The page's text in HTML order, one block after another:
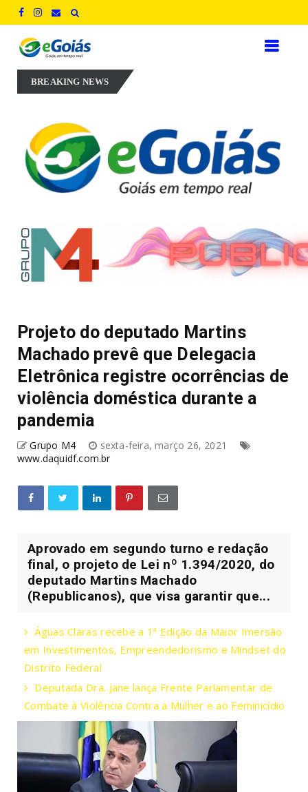
BREAKING NEWS
Perillo aposta em experiência, inovação e geração de empregos
Projeto do deputado Martins
Machado prevê que Delegacia
Eletrônica registre ocorrências de
violência doméstica durante a
pandemia
Grupo M4
sexta-feira, março 26, 2021
www.daquidf.com.br
Aprovado em segundo turno e redação
final, o projeto de Lei nº 1.394/2020, do
deputado Martins Machado
(Republicanos), que visa garantir que...
Águas Claras recebe a 1ª Edição da Maior Imersão
em Investimentos, Empreendedorismo e Mindset do
Distrito Federal
Deputada Dra. Jane lança Frente Parlamentar de
Combate à Violência Contra a Mulher e ao Feminicídio